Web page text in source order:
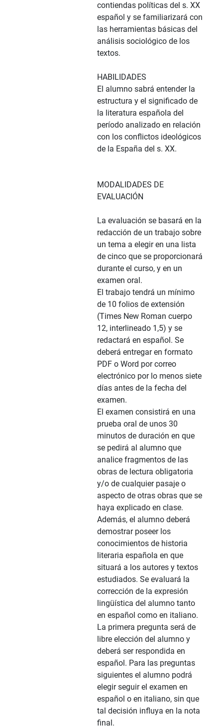
contiendas políticas del s. XX
español y se familiarizará con
las herramientas básicas del
análisis sociológico de los
textos.
HABILIDADES
El alumno sabrá entender la
estructura y el significado de
la literatura española del
período analizado en relación
con los conflictos ideológicos
de la España del s. XX.
MODALIDADES DE
EVALUACIÓN
La evaluación se basará en la
redacción de un trabajo sobre
un tema a elegir en una lista
de cinco que se proporcionará
durante el curso, y en un
examen oral.
El trabajo tendrá un mínimo
de 10 folios de extensión
(Times New Roman cuerpo
12, interlineado 1,5) y se
redactará en español. Se
deberá entregar en formato
PDF o Word por correo
electrónico por lo menos siete
días antes de la fecha del
examen.
El examen consistirá en una
prueba oral de unos 30
minutos de duración en que
se pedirá al alumno que
analice fragmentos de las
obras de lectura obligatoria
y/o de cualquier pasaje o
aspecto de otras obras que se
haya explicado en clase.
Además, el alumno deberá
demostrar poseer los
conocimientos de historia
literaria española en que
situará a los autores y textos
estudiados. Se evaluará la
corrección de la expresión
lingüística del alumno tanto
en español como en italiano.
La primera pregunta será de
libre elección del alumno y
deberá ser respondida en
español. Para las preguntas
siguientes el alumno podrá
elegir seguir el examen en
español o en italiano, sin que
tal decisión influya en la nota
final.